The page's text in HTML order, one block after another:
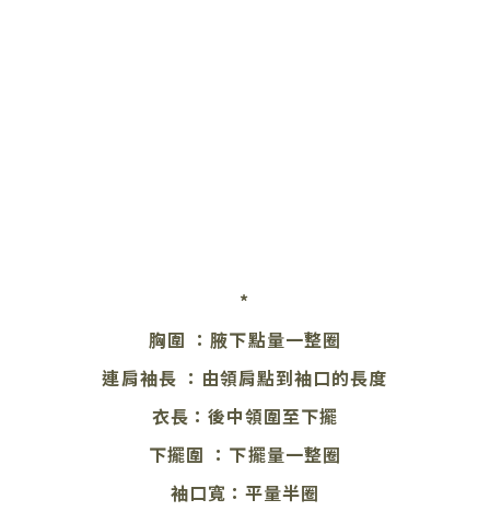
*
胸圍 ：腋下點量一整圈
連肩袖長 ：由領肩點到袖口的長度
衣長：後中領圍至下擺
下擺圍 ：下擺量一整圈
袖口寬：平量半圈